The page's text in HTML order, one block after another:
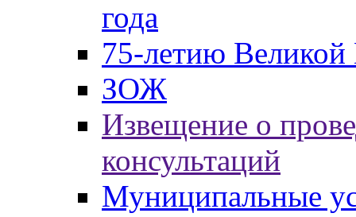
года
75-летию
ЗОЖ
Извещение о
консультаций
Муниципальные